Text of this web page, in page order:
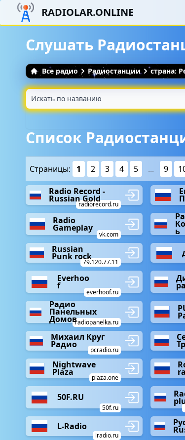
RADIOLAR.ONLINE
Слушать
Все радио Радиостанции страна:
Список
Страницы: 1 2 3 4 5 ... 9
Radio Record -
Russian Gold
radiorecord.ru
Radio
Gameplay
vk.com ь
Russian
Punk rock
79.120.77.11
Everhoo
f
everhoof.ru
Радио
Панельных
Домовradiopanelka.ru
Михаил Круг
Радио
pcradio.ru
Nightwave
Plaza
plaza.one
50F.RU
50f.ru
L-Radio
lradio.ru